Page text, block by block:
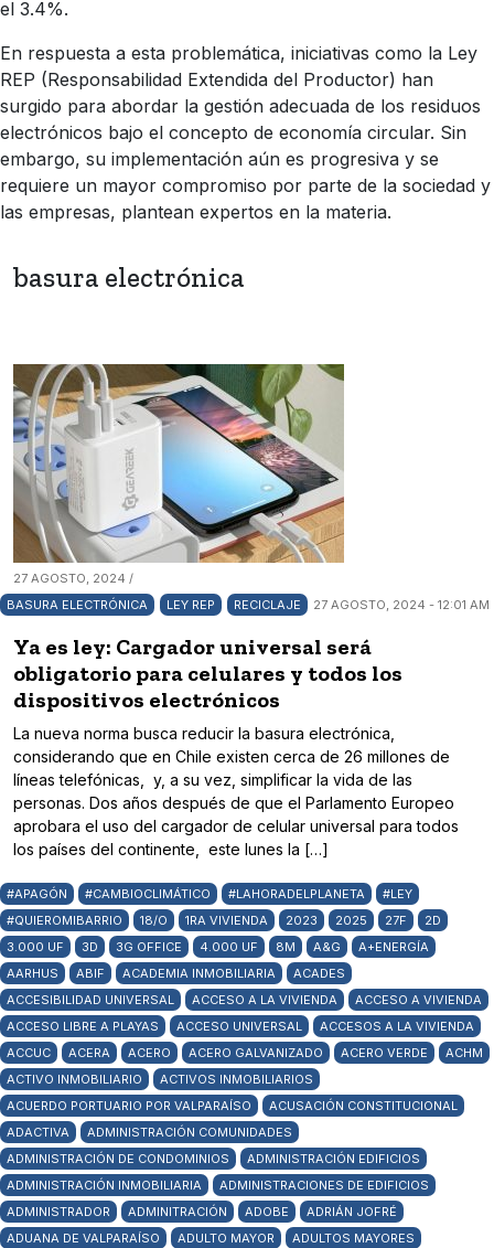
el 3.4%.
En respuesta a esta problemática, iniciativas como la Ley
REP (Responsabilidad Extendida del Productor) han
surgido para abordar la gestión adecuada de los residuos
electrónicos bajo el concepto de economía circular. Sin
embargo, su implementación aún es progresiva y se
requiere un mayor compromiso por parte de la sociedad y
las empresas, plantean expertos en la materia.
basura electrónica
27 AGOSTO, 2024 /
BASURA ELECTRÓNICA
LEY REP RECICLAJE 27 AGOSTO, 2024 - 12:01 AM
Ya es ley: Cargador universal será
obligatorio para celulares y todos los
dispositivos electrónicos
La nueva norma busca reducir la basura electrónica,
considerando que en Chile existen cerca de 26 millones de
líneas telefónicas, y, a su vez, simplificar la vida de las
personas. Dos años después de que el Parlamento Europeo
aprobara el uso del cargador de celular universal para todos
los países del continente, este lunes la […]
#APAGÓN #CAMBIOCLIMÁTICO #LAHORADELPLANETA
#LEY
#QUIEROMIBARRIO
18/O 1RA VIVIENDA 2023 2025 27F
2D
3.000 UF
3D 3G OFFICE 4.000 UF 8M A&G
A+ENERGÍA
AARHUS
ABIF ACADEMIA INMOBILIARIA
ACADES
ACCESIBILIDAD UNIVERSAL
ACCESO A LA VIVIENDA
ACCESO A VIVIENDA
ACCESO LIBRE A PLAYAS
ACCESO UNIVERSAL
ACCESOS A LA VIVIENDA
ACCUC
ACERA ACERO ACERO GALVANIZADO ACERO VERDE
ACHM
ACTIVO INMOBILIARIO
ACTIVOS INMOBILIARIOS
ACUERDO PORTUARIO POR VALPARAÍSO
ACUSACIÓN CONSTITUCIONAL
ADACTIVA
ADMINISTRACIÓN COMUNIDADES
ADMINISTRACIÓN DE CONDOMINIOS
ADMINISTRACIÓN EDIFICIOS
ADMINISTRACIÓN INMOBILIARIA
ADMINISTRACIONES DE EDIFICIOS
ADMINISTRADOR
ADMINITRACIÓN ADOBE
ADRIÁN JOFRÉ
ADUANA DE VALPARAÍSO
ADULTO MAYOR
ADULTOS MAYORES